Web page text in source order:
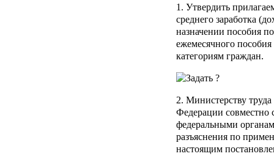
1. Утвердить
среднего заработка
назначении пособия
ежемесячного
категориям граждан.
2. Министерству
Федерации совместно
федеральными
разъяснения по
настоящим